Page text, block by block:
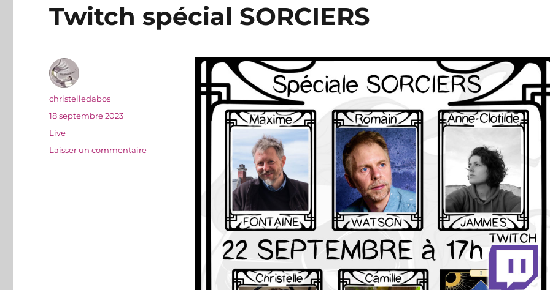
Twitch spécial SORCIERS
Auteur
christelledabos
Publié
le
18 septembre 2023
Catégories
Live
Laisser un commentairesur